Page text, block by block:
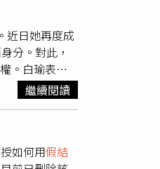
姊趙女假扮
騙行為的重要
難度。承辦
認馮女在已
刑建議，依
則因詐騙罪
盼將經濟傷
近日她再度成
分。對此，
。白瑜表
引用，對她的
曲與人身攻
商師、未提
均依法報
述如聘用一
繼續閱讀
如何用假結